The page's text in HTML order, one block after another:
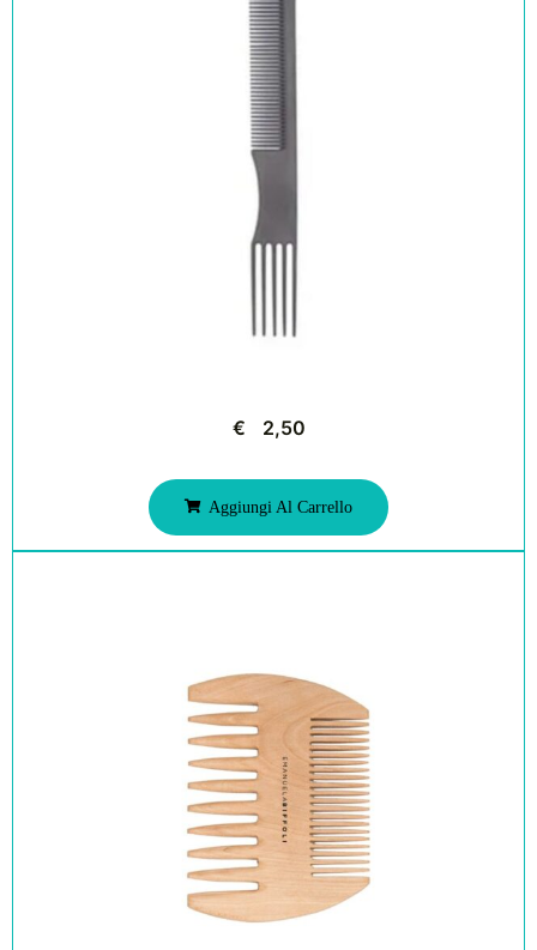
€ 2,50
Aggiungi Al Carrello